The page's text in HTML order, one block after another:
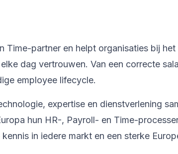
Time-partner en helpt organisaties bij
dag vertrouwen. Van een correcte
employee lifecycle.
expertise en dienstverlening
hun HR-, Payroll- en Time-
in iedere markt en een sterke